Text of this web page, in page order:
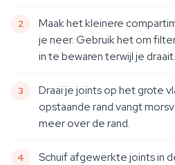
Maak het kleinere
je neer. Gebruik het om
in te bewaren terwijl je draait.
Draai je joints op het grote
opstaande rand vangt
meer over de rand.
Schuif afgewerkte joints in